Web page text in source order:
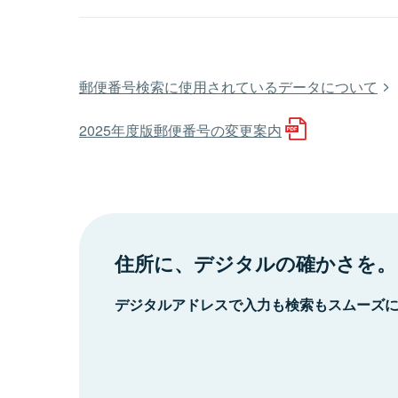
郵便番号検索に使用されているデータについて
2025年度版郵便番号の変更案内
住所に、デジタルの確かさを。
デジタルアドレスで入力も検索もスムーズ